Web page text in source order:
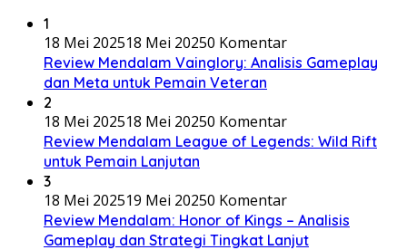
1
18 Mei 202518 Mei 20250 Komentar
Review Mendalam Vainglory: Analisis Gameplay
dan Meta untuk Pemain Veteran
2
18 Mei 202518 Mei 20250 Komentar
Review Mendalam League of Legends: Wild Rift
untuk Pemain Lanjutan
3
18 Mei 202519 Mei 20250 Komentar
Review Mendalam: Honor of Kings – Analisis
Gameplay dan Strategi Tingkat Lanjut